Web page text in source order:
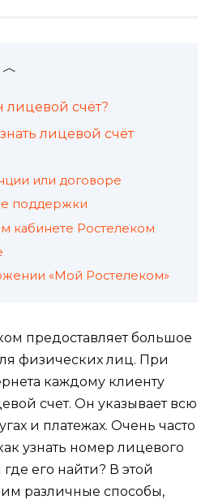
лицевой счёт?
лицевой счёт
или договоре
поддержки
кабинете Ростелеком
«Мой Ростелеком»
предоставляет большое
физических лиц. При
каждому клиенту
счет. Он указывает всю
и платежах. Очень часто
узнать номер лицевого
где его найти? В этой
различные способы,